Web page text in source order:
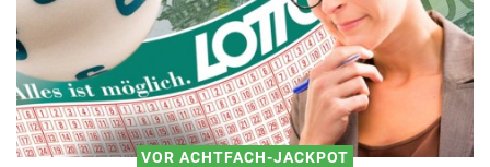
VOR ACHTFACH-JACKPOT